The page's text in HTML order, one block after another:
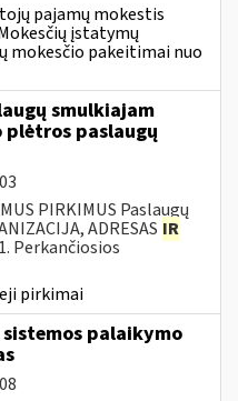
pajamų mokestis
įstatymų
mokesčio pakeitimai nuo
smulkiajam
plėtros paslaugų
PIRKIMUS Paslaugų
ADRESAS IR
Perkančiosios
pirkimai
palaikymo